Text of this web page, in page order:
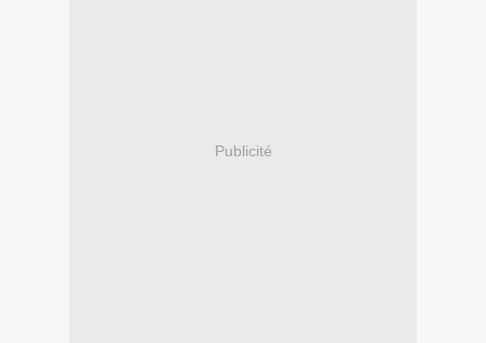
Publicité